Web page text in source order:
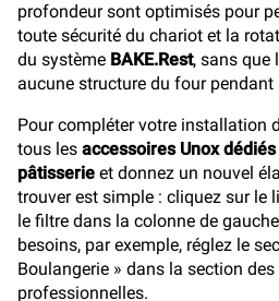
profondeur sont optimisés pour
toute sécurité du chariot et la
du système BAKE.Rest, sans que
aucune structure du four pendant
Pour compléter votre installation
tous les accessoires Unox
pâtisserie et donnez un nouvel
trouver est simple : cliquez sur le
le filtre dans la colonne de
besoins, par exemple, réglez le
Boulangerie » dans la section
professionnelles.